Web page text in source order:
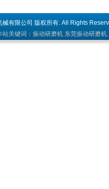
械有限公司 版权所有. All Rights
站关键词： 振动研磨机 东莞振动研磨机